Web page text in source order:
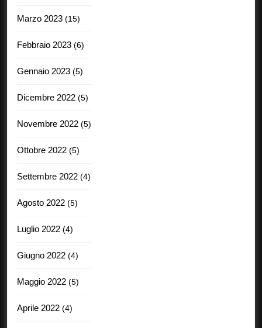
Marzo 2023 (15)
Febbraio 2023 (6)
Gennaio 2023 (5)
Dicembre 2022 (5)
Novembre 2022 (5)
Ottobre 2022 (5)
Settembre 2022 (4)
Agosto 2022 (5)
Luglio 2022 (4)
Giugno 2022 (4)
Maggio 2022 (5)
Aprile 2022 (4)